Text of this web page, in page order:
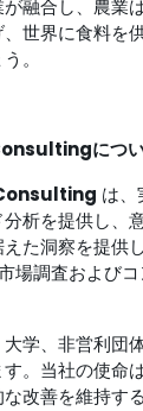
融合し、農業
世界に食料を
。
につ
は、
析を提供し、
た洞察を提供
場調査および
学、非営利団
。当社の使命
改善を維持す